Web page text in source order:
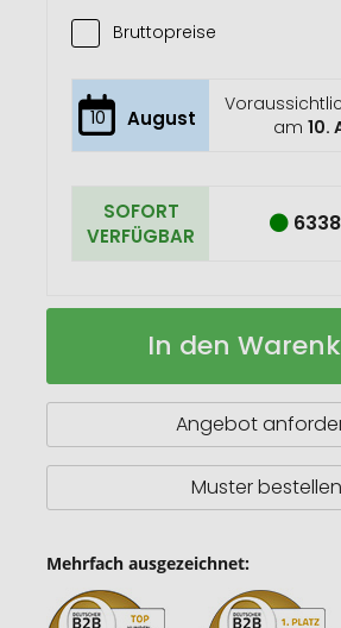
Bruttopreise
10 August
am 10.
SOFORT
VERFÜGBAR
Handschuhe
Auf
In den
Angebot
Muster bestellen
Mehrfach ausgezeichnet: